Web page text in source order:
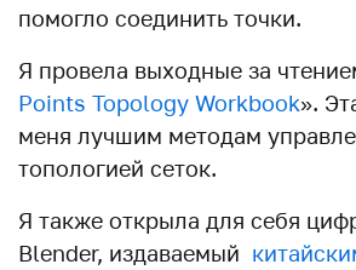
помогло соединить точки.
Я провела выходные за
Points Topology Workbook».
меня лучшим методам
топологией сеток.
Я также открыла для себя
Blender, издаваемый